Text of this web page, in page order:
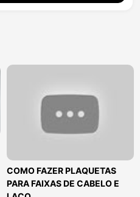
COMO FAZER PLAQUETAS
PARA FAIXAS DE CABELO E